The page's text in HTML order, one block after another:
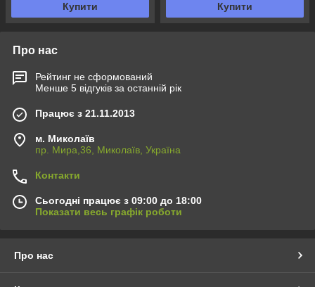
Купити Купити
Про нас
Рейтинг не сформований
Менше 5 відгуків за останній рік
Працює з 21.11.2013
м. Миколаїв
пр. Мира,36, Миколаїв, Україна
Контакти
Сьогодні працює з 09:00 до 18:00
Показати весь графік роботи
Про нас